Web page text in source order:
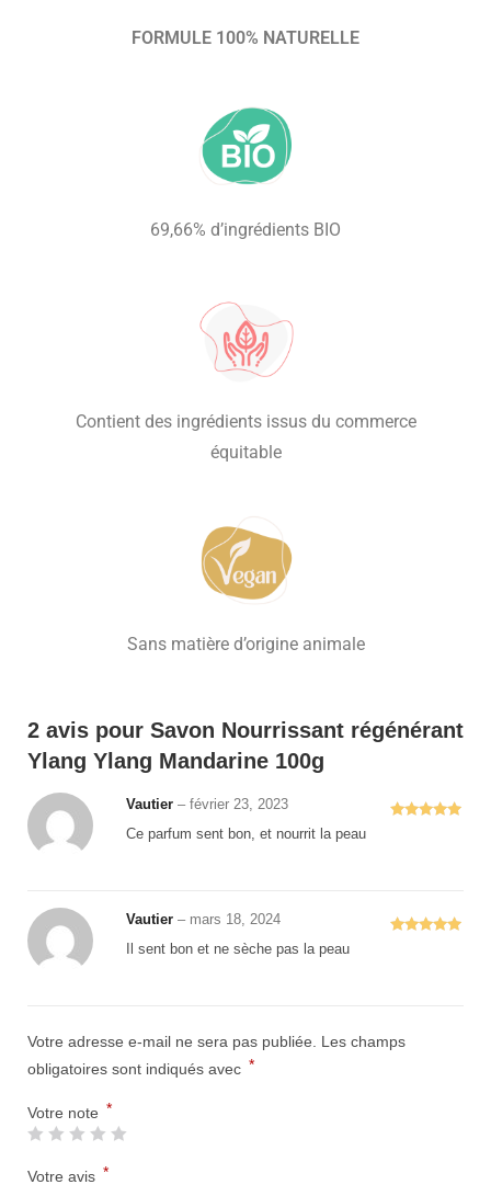
FORMULE 100% NATURELLE
69,66% d’ingrédients BIO
Contient des ingrédients issus du commerce
équitable
Sans matière d’origine animale
2 avis pour Savon Nourrissant régénérant
Ylang Ylang Mandarine 100g
Vautier – février 23, 2023
Ce parfum sent bon, et nourrit la peau
Vautier – mars 18, 2024
Il sent bon et ne sèche pas la peau
Votre adresse e-mail ne sera pas publiée.
Les champs
obligatoires sont indiqués avec *
Votre note *
Votre avis *